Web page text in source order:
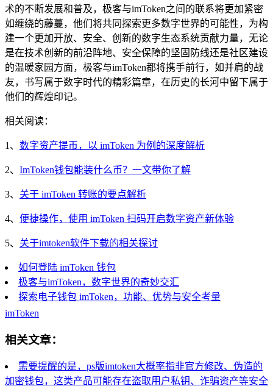
术的不断发展和普及，极客与imToken之间的联系将更加紧密
如缠绕的藤蔓，他们将共同探索更多数字世界的可能性，为构
建一个更加开放、安全、创新的数字生态系统贡献力量，无论
是在技术创新的前沿阵地、安全保障的坚固防线还是社区建设
的温暖家园方面，极客与imToken都将携手前行，如并肩的战
友，书写属于数字时代的精彩篇章，在历史的长河中留下属于
他们的辉煌印记。
相关阅读：
1、 数字资产提币，以 imToken 为例的深度解析
2、 ImToken钱包能装什么币？一文带你了解
3、 关于 imToken 转账的要点解析
4、 便捷操作，使用 imToken 扫码开启数字资产新体验
5、 关于imtoken软件下载的相关探讨
如何登陆 imToken 钱包
极客与imToken，数字世界的奇妙交汇
探索电子钱包 imToken，功能、优势与安全考量
imToken
相关文章：
需要提醒的是，ps版imtoken大概率指非官方修改、伪造的
加密钱包，这类产品可能存在盗取用户私钥、诈骗资产等安全